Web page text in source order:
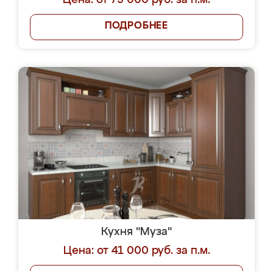
ПОДРОБНЕЕ
Кухня "Муза"
Цена: от 41 000 руб. за п.м.